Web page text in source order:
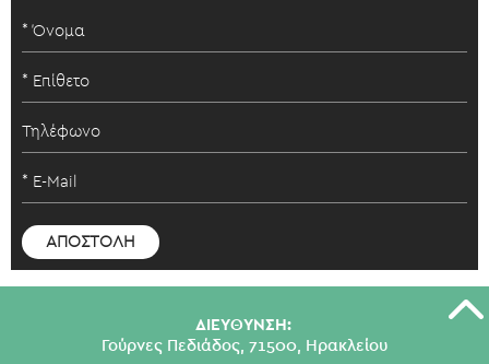
ΔΙΕΥΘΥΝΣΗ:
Γούρνες Πεδιάδος, 71500, Ηρακλείου